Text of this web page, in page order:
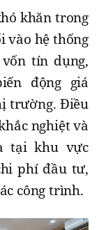
khăn trong
vào hệ thống
tín dụng,
động giá
trường. Điều
nghiệt và
tại khu vực
phí đầu tư,
công trình.